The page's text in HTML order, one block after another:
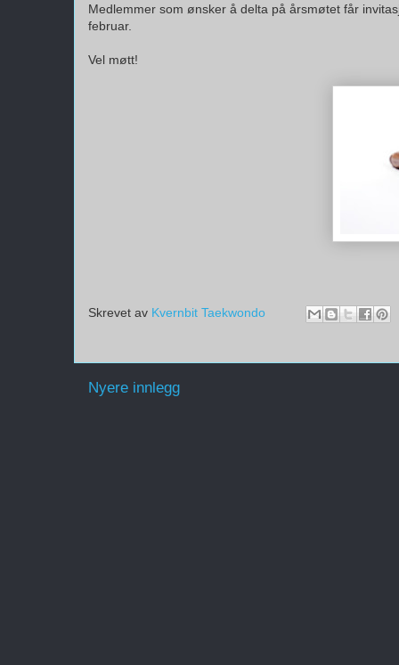
Medlemmer som ønsker å delta på årsmøtet får
februar.
Vel møtt!
Skrevet av Kvernbit Taekwondo
Nyere innlegg